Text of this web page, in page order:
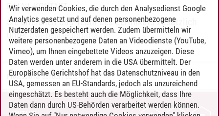
E-MAIL-KONTAKT
Sie erreichen das Team des Zertifikats zusätzlich
unterbwl-ps@leuphana.de.
Professional School/02.07.2026
KONTAKT
Wir verwenden Cookies, die durch den Analysedienst Google
Analytics gesetzt und auf denen personenbezogene
Nutzerdaten gespeichert werden. Zudem übermitteln wir
weitere personenbezogene Daten an Videodienste (YouTube,
Vimeo), um Ihnen eingebettete Videos anzuzeigen. Diese
Daten werden unter anderem in die USA übermittelt. Der
Europäische Gerichtshof hat das Datenschutzniveau in den
USA, gemessen an EU-Standards, jedoch als unzureichend
eingeschätzt. Es besteht auch die Möglichkeit, dass Ihre
Daten dann durch US-Behörden verarbeitet werden können.